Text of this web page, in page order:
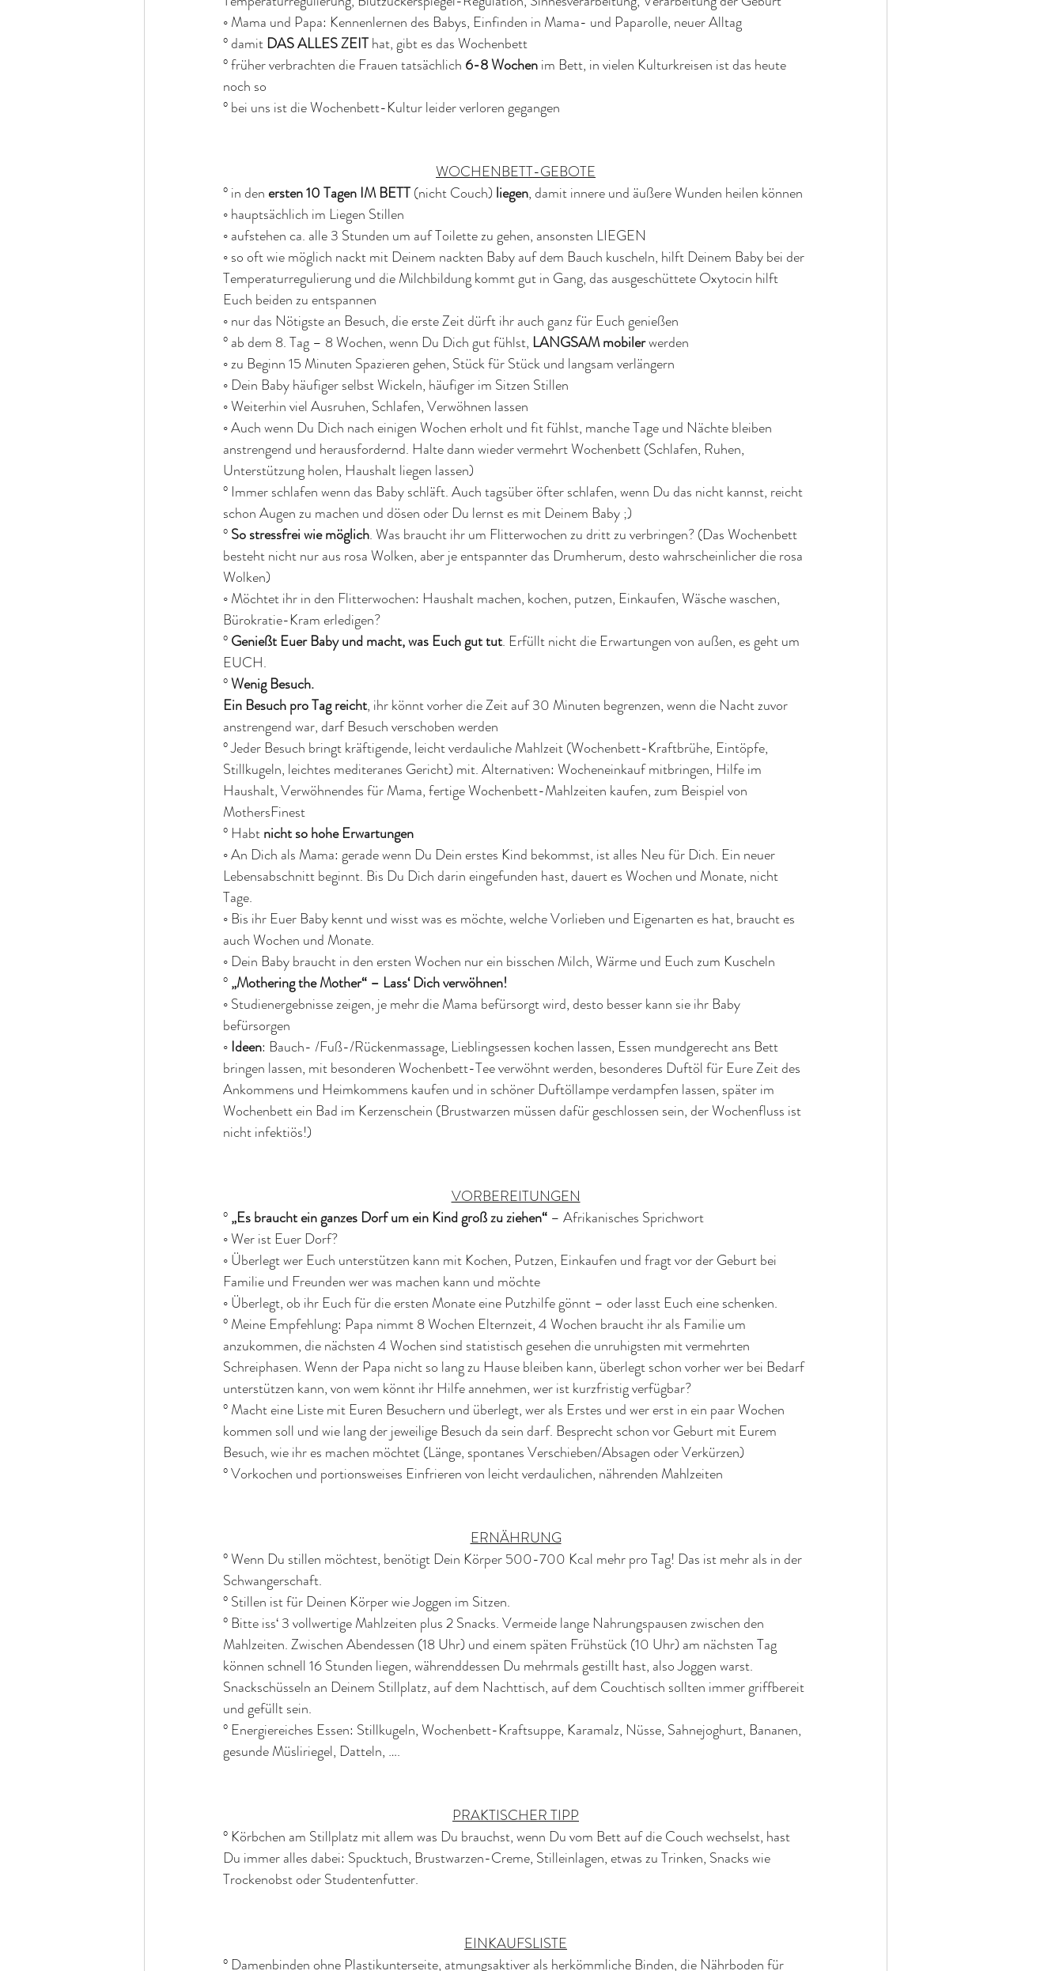
◦ Mama und Papa: Kennenlernen des Babys, Einfinden in Mama- und Paparolle, neuer Alltag
° damit DAS ALLES ZEIT hat, gibt es das Wochenbett
° früher verbrachten die Frauen tatsächlich 6-8 Wochen im Bett, in vielen Kulturkreisen ist das heute
noch so
° bei uns ist die Wochenbett-Kultur leider verloren gegangen
WOCHENBETT-GEBOTE
° in den ersten 10 Tagen IM BETT (nicht Couch) liegen, damit innere und äußere Wunden heilen können
◦ hauptsächlich im Liegen Stillen
◦ aufstehen ca. alle 3 Stunden um auf Toilette zu gehen, ansonsten LIEGEN
◦ so oft wie möglich nackt mit Deinem nackten Baby auf dem Bauch kuscheln, hilft Deinem Baby bei der
Temperaturregulierung und die Milchbildung kommt gut in Gang, das ausgeschüttete Oxytocin hilft
Euch beiden zu entspannen
◦ nur das Nötigste an Besuch, die erste Zeit dürft ihr auch ganz für Euch genießen
° ab dem 8. Tag – 8 Wochen, wenn Du Dich gut fühlst, LANGSAM mobiler werden
◦ zu Beginn 15 Minuten Spazieren gehen, Stück für Stück und langsam verlängern
◦ Dein Baby häufiger selbst Wickeln, häufiger im Sitzen Stillen
◦ Weiterhin viel Ausruhen, Schlafen, Verwöhnen lassen
◦ Auch wenn Du Dich nach einigen Wochen erholt und fit fühlst, manche Tage und Nächte bleiben
anstrengend und herausfordernd. Halte dann wieder vermehrt Wochenbett (Schlafen, Ruhen,
Unterstützung holen, Haushalt liegen lassen)
° Immer schlafen wenn das Baby schläft. Auch tagsüber öfter schlafen, wenn Du das nicht kannst, reicht
schon Augen zu machen und dösen oder Du lernst es mit Deinem Baby ;)
° So stressfrei wie möglich. Was braucht ihr um Flitterwochen zu dritt zu verbringen? (Das Wochenbett
besteht nicht nur aus rosa Wolken, aber je entspannter das Drumherum, desto wahrscheinlicher die rosa
Wolken)
◦ Möchtet ihr in den Flitterwochen: Haushalt machen, kochen, putzen, Einkaufen, Wäsche waschen,
Bürokratie-Kram erledigen?
° Genießt Euer Baby und macht, was Euch gut tut. Erfüllt nicht die Erwartungen von außen, es geht um
EUCH.
° Wenig Besuch.
Ein Besuch pro Tag reicht, ihr könnt vorher die Zeit auf 30 Minuten begrenzen, wenn die Nacht zuvor
anstrengend war, darf Besuch verschoben werden
° Jeder Besuch bringt kräftigende, leicht verdauliche Mahlzeit (Wochenbett-Kraftbrühe, Eintöpfe,
Stillkugeln, leichtes mediteranes Gericht) mit. Alternativen: Wocheneinkauf mitbringen, Hilfe im
Haushalt, Verwöhnendes für Mama, fertige Wochenbett-Mahlzeiten kaufen, zum Beispiel von
MothersFinest
° Habt nicht so hohe Erwartungen
◦ An Dich als Mama: gerade wenn Du Dein erstes Kind bekommst, ist alles Neu für Dich. Ein neuer
Lebensabschnitt beginnt. Bis Du Dich darin eingefunden hast, dauert es Wochen und Monate, nicht
Tage.
◦ Bis ihr Euer Baby kennt und wisst was es möchte, welche Vorlieben und Eigenarten es hat, braucht es
auch Wochen und Monate.
◦ Dein Baby braucht in den ersten Wochen nur ein bisschen Milch, Wärme und Euch zum Kuscheln
° „Mothering the Mother“ – Lass‘ Dich verwöhnen!
◦ Studienergebnisse zeigen, je mehr die Mama befürsorgt wird, desto besser kann sie ihr Baby
befürsorgen
◦ Ideen: Bauch- /Fuß-/Rückenmassage, Lieblingsessen kochen lassen, Essen mundgerecht ans Bett
bringen lassen, mit besonderen Wochenbett-Tee verwöhnt werden, besonderes Duftöl für Eure Zeit des
Ankommens und Heimkommens kaufen und in schöner Duftöllampe verdampfen lassen, später im
Wochenbett ein Bad im Kerzenschein (Brustwarzen müssen dafür geschlossen sein, der Wochenfluss ist
nicht infektiös!)
VORBEREITUNGEN
° „Es braucht ein ganzes Dorf um ein Kind groß zu ziehen“ – Afrikanisches Sprichwort
◦ Wer ist Euer Dorf?
◦ Überlegt wer Euch unterstützen kann mit Kochen, Putzen, Einkaufen und fragt vor der Geburt bei
Familie und Freunden wer was machen kann und möchte
◦ Überlegt, ob ihr Euch für die ersten Monate eine Putzhilfe gönnt – oder lasst Euch eine schenken.
° Meine Empfehlung: Papa nimmt 8 Wochen Elternzeit, 4 Wochen braucht ihr als Familie um
anzukommen, die nächsten 4 Wochen sind statistisch gesehen die unruhigsten mit vermehrten
Schreiphasen. Wenn der Papa nicht so lang zu Hause bleiben kann, überlegt schon vorher wer bei Bedarf
unterstützen kann, von wem könnt ihr Hilfe annehmen, wer ist kurzfristig verfügbar?
° Macht eine Liste mit Euren Besuchern und überlegt, wer als Erstes und wer erst in ein paar Wochen
kommen soll und wie lang der jeweilige Besuch da sein darf. Besprecht schon vor Geburt mit Eurem
Besuch, wie ihr es machen möchtet (Länge, spontanes Verschieben/Absagen oder Verkürzen)
° Vorkochen und portionsweises Einfrieren von leicht verdaulichen, nährenden Mahlzeiten
ERNÄHRUNG
° Wenn Du stillen möchtest, benötigt Dein Körper 500-700 Kcal mehr pro Tag! Das ist mehr als in der
Schwangerschaft.
° Stillen ist für Deinen Körper wie Joggen im Sitzen.
° Bitte iss‘ 3 vollwertige Mahlzeiten plus 2 Snacks. Vermeide lange Nahrungspausen zwischen den
Mahlzeiten. Zwischen Abendessen (18 Uhr) und einem späten Frühstück (10 Uhr) am nächsten Tag
können schnell 16 Stunden liegen, währenddessen Du mehrmals gestillt hast, also Joggen warst.
Snackschüsseln an Deinem Stillplatz, auf dem Nachttisch, auf dem Couchtisch sollten immer griffbereit
und gefüllt sein.
° Energiereiches Essen: Stillkugeln, Wochenbett-Kraftsuppe, Karamalz, Nüsse, Sahnejoghurt, Bananen,
gesunde Müsliriegel, Datteln, ….
PRAKTISCHER TIPP
° Körbchen am Stillplatz mit allem was Du brauchst, wenn Du vom Bett auf die Couch wechselst, hast
Du immer alles dabei: Spucktuch, Brustwarzen-Creme, Stilleinlagen, etwas zu Trinken, Snacks wie
Trockenobst oder Studentenfutter.
EINKAUFSLISTE
° Damenbinden ohne Plastikunterseite, atmungsaktiver als herkömmliche Binden, die Nährboden für